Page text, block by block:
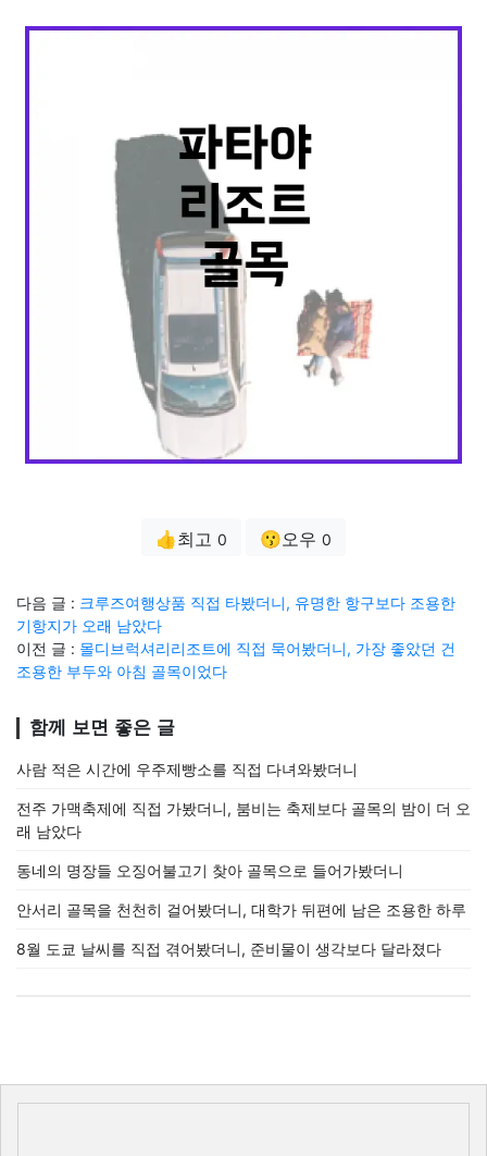
👍최고 0 😗오우 0
다음 글 : 크루즈여행상품 직접 타봤더니, 유명한 항구보다 조용한
기항지가 오래 남았다
이전 글 : 몰디브럭셔리리조트에 직접 묵어봤더니, 가장 좋았던 건
조용한 부두와 아침 골목이었다
함께 보면 좋은 글
사람 적은 시간에 우주제빵소를 직접 다녀와봤더니
전주 가맥축제에 직접 가봤더니, 붐비는 축제보다 골목의 밤이 더 오
래 남았다
동네의 명장들 오징어불고기 찾아 골목으로 들어가봤더니
안서리 골목을 천천히 걸어봤더니, 대학가 뒤편에 남은 조용한 하루
8월 도쿄 날씨를 직접 겪어봤더니, 준비물이 생각보다 달라졌다